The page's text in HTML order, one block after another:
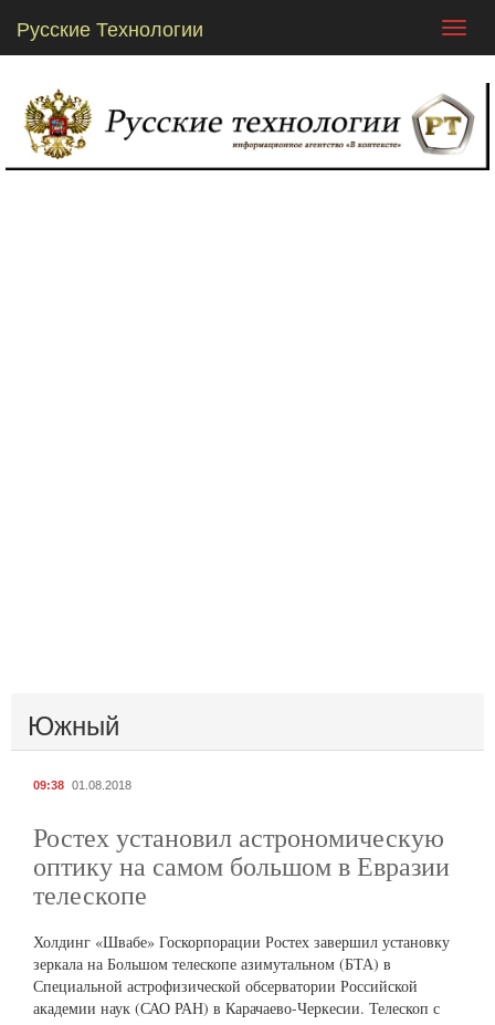
Русские Технологии
Южный
09:38 01.08.2018
Ростех установил астрономическую
оптику на самом большом в Евразии
телескопе
Холдинг «Швабе» Госкорпорации Ростех завершил установку
зеркала на Большом телескопе азимутальном (БТА) в
Специальной астрофизической обсерватории Российской
академии наук (САО РАН) в Карачаево-Черкесии. Телескоп с